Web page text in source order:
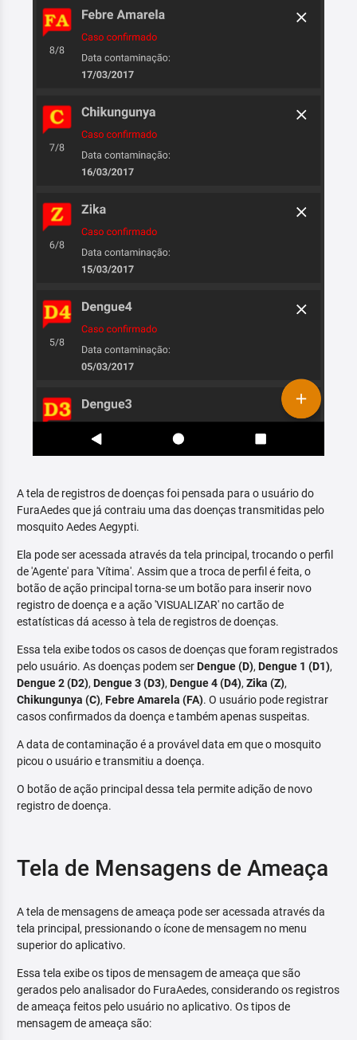
A tela de registros de doenças foi pensada para o usuário do
FuraAedes que já contraiu uma das doenças transmitidas pelo
mosquito Aedes Aegypti.
Ela pode ser acessada através da tela principal, trocando o perfil
de 'Agente' para 'Vítima'. Assim que a troca de perfil é feita, o
botão de ação principal torna-se um botão para inserir novo
registro de doença e a ação 'VISUALIZAR' no cartão de
estatísticas dá acesso à tela de registros de doenças.
Essa tela exibe todos os casos de doenças que foram registrados
pelo usuário. As doenças podem serDengue (D), Dengue 1 (D1),
Dengue 2 (D2), Dengue 3 (D3), Dengue 4 (D4), Zika (Z),
Chikungunya (C), Febre Amarela (FA). O usuário pode registrar
casos confirmados da doença e também apenas suspeitas.
A data de contaminação é a provável data em que o mosquito
picou o usuário e transmitiu a doença.
O botão de ação principal dessa tela permite adição de novo
registro de doença.
Tela de Mensagens de Ameaça
A tela de mensagens de ameaça pode ser acessada através da
tela principal, pressionando o ícone de mensagem no menu
superior do aplicativo.
Essa tela exibe os tipos de mensagem de ameaça que são
gerados pelo analisador do FuraAedes, considerando os registros
de ameaça feitos pelo usuário no aplicativo. Os tipos de
mensagem de ameaça são: